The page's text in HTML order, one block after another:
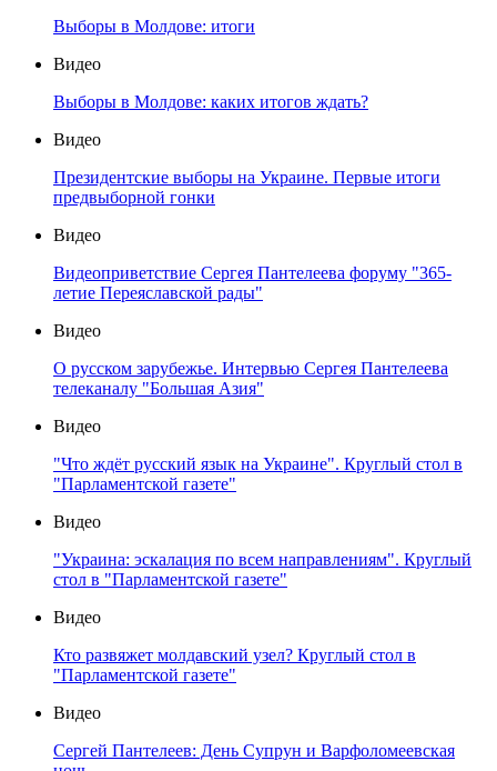
Выборы в Молдове: итоги
Видео
Выборы в Молдове: каких итогов ждать?
Видео
Президентские выборы на Украине. Первые итоги
предвыборной гонки
Видео
Видеоприветствие Сергея Пантелеева форуму "365-
летие Переяславской рады"
Видео
О русском зарубежье. Интервью Сергея Пантелеева
телеканалу "Большая Азия"
Видео
"Что ждёт русский язык на Украине". Круглый стол в
"Парламентской газете"
Видео
"Украина: эскалация по всем направлениям". Круглый
стол в "Парламентской газете"
Видео
Кто развяжет молдавский узел? Круглый стол в
"Парламентской газете"
Видео
Сергей Пантелеев: День Супрун и Варфоломеевская